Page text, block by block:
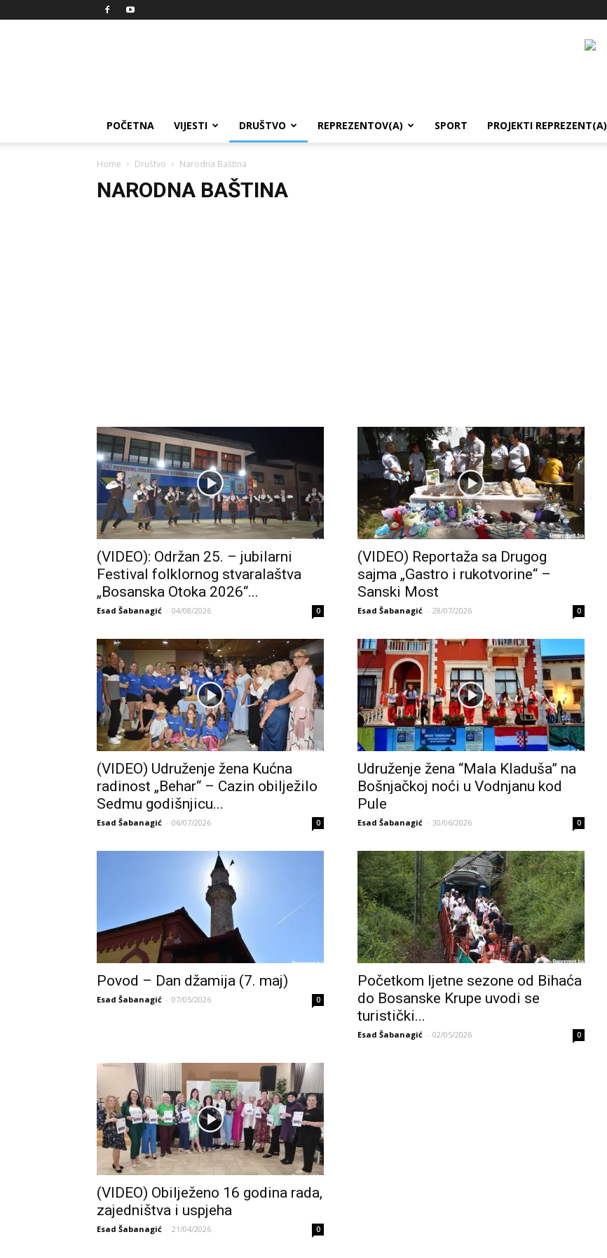
POČETNA VIJESTI DRUŠTVO REPREZENTOV(A) SPORT PROJEKTI REPREZENT(A)
Home Društvo Narodna Baština
NARODNA BAŠTINA
(VIDEO): Održan 25. – jubilarni
Festival folklornog stvaralaštva
„Bosanska Otoka 2026“...
Esad Šabanagić - 04/08/2026 0
(VIDEO) Reportaža sa Drugog
sajma „Gastro i rukotvorine“ –
Sanski Most
Esad Šabanagić - 28/07/2026 0
(VIDEO) Udruženje žena Kućna
radinost „Behar“ – Cazin obilježilo
Sedmu godišnjicu...
Esad Šabanagić - 06/07/2026 0
Udruženje žena “Mala Kladuša” na
Bošnjačkoj noći u Vodnjanu kod
Pule
Esad Šabanagić - 30/06/2026 0
Povod – Dan džamija (7. maj)
Esad Šabanagić - 07/05/2026 0
Početkom ljetne sezone od Bihaća
do Bosanske Krupe uvodi se
turistički...
Esad Šabanagić - 02/05/2026 0
(VIDEO) Obilježeno 16 godina rada,
zajedništva i uspjeha
Esad Šabanagić - 21/04/2026 0